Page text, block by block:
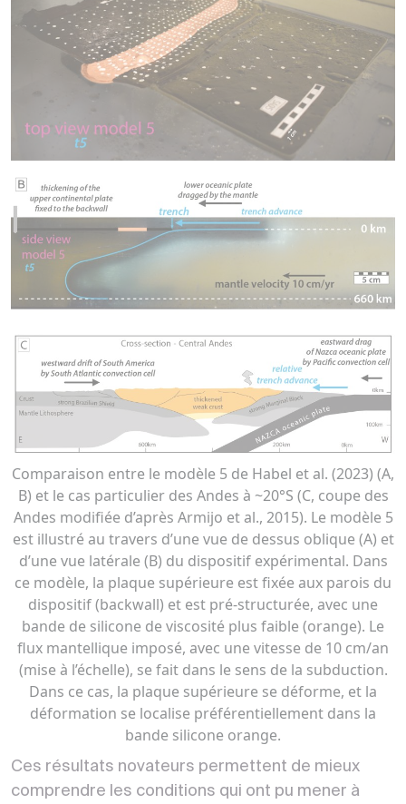
Comparaison entre le modèle 5 de Habel et al. (2023) (A,
B) et le cas particulier des Andes à ~20°S (C, coupe des
Andes modifiée d’après Armijo et al., 2015). Le modèle 5
est illustré au travers d’une vue de dessus oblique (A) et
d’une vue latérale (B) du dispositif expérimental. Dans
ce modèle, la plaque supérieure est fixée aux parois du
dispositif (backwall) et est pré-structurée, avec une
bande de silicone de viscosité plus faible (orange). Le
flux mantellique imposé, avec une vitesse de 10 cm/an
(mise à l’échelle), se fait dans le sens de la subduction.
Dans ce cas, la plaque supérieure se déforme, et la
déformation se localise préférentiellement dans la
bande silicone orange.
Ces résultats novateurs permettent de mieux
comprendre les conditions qui ont pu mener à